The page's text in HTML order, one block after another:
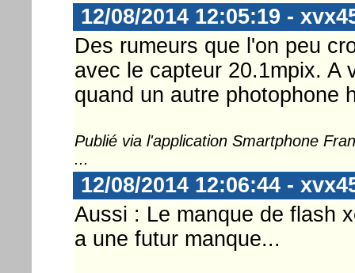
12/08/2014 12:05:19 -
Des rumeurs que l'on peu
avec le capteur 20.1mpix. A
quand un autre photophone
Publié via l'application Smartphone
...
12/08/2014 12:06:44 -
Aussi : Le manque de flash
a une futur manque...